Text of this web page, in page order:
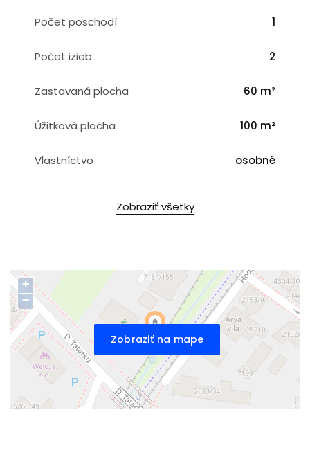
Počet poschodí 1
Počet izieb 2
Zastavaná plocha 60 m²
Úžitková plocha 100 m²
Vlastníctvo osobné
Zobraziť všetky
Zobraziť na mape
+
−